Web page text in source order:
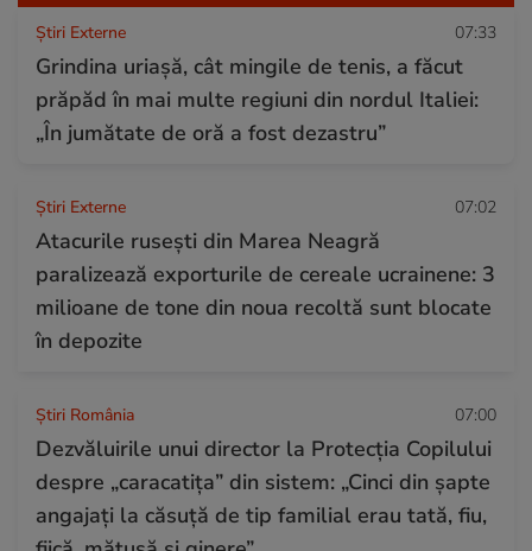
Știri Externe 07:33
Grindina uriașă, cât mingile de tenis, a făcut
prăpăd în mai multe regiuni din nordul Italiei:
„În jumătate de oră a fost dezastru”
Știri Externe 07:02
Atacurile rusești din Marea Neagră
paralizează exporturile de cereale ucrainene: 3
milioane de tone din noua recoltă sunt blocate
în depozite
Știri România 07:00
Dezvăluirile unui director la Protecția Copilului
despre „caracatița” din sistem: „Cinci din șapte
angajați la căsuță de tip familial erau tată, fiu,